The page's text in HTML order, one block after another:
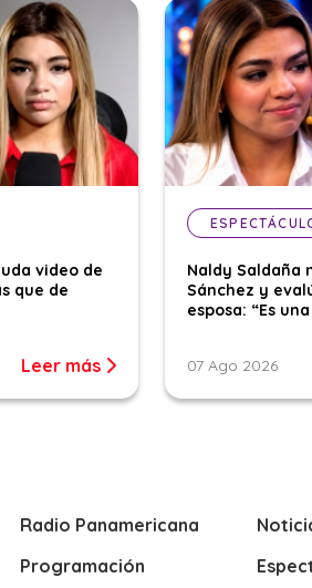
video de
que de
Leer más
Naldy Saldaña
Sánchez y
esposa: “Es
07 Ago 2026
Radio Panamericana
Programación